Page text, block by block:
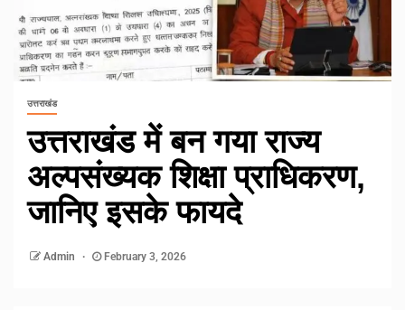
उत्तराखंड
उत्तराखंड में बन गया राज्य
अल्पसंख्यक शिक्षा प्राधिकरण,
जानिए इसके फायदे
Admin February 3, 2026